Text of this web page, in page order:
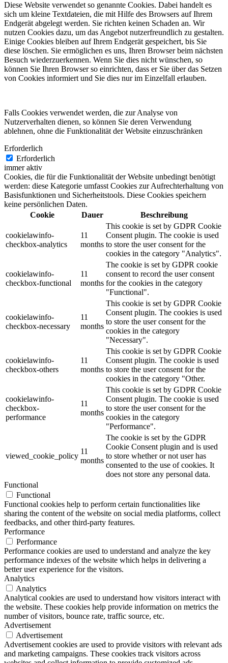
Diese Website verwendet so genannte Cookies. Dabei handelt es
sich um kleine Textdateien, die mit Hilfe des Browsers auf Ihrem
Endgerät abgelegt werden. Sie richten keinen Schaden an. Wir
nutzen Cookies dazu, um das Angebot nutzerfreundlich zu gestalten.
Einige Cookies bleiben auf Ihrem Endgerät gespeichert, bis Sie
diese löschen. Sie ermöglichen es uns, Ihren Browser beim nächsten
Besuch wiederzuerkennen. Wenn Sie dies nicht wünschen, so
können Sie Ihren Browser so einrichten, dass er Sie über das Setzen
von Cookies informiert und Sie dies nur im Einzelfall erlauben.
Falls Cookies verwendet werden, die zur Analyse von
Nutzerverhalten dienen, so können Sie deren Verwendung
ablehnen, ohne die Funktionalität der Website einzuschränken
Erforderlich
Erforderlich
immer aktiv
Cookies, die für die Funktionalität der Website unbedingt benötigt
werden: diese Kategorie umfasst Cookies zur Aufrechterhaltung von
Basisfunktionen und Sicherheitstools. Diese Cookies speichern
keine persönlichen Daten.
Cookie
Dauer Beschreibung
cookielawinfo-
checkbox-analytics
11
months
This cookie is set by GDPR Cookie
Consent plugin. The cookie is used
to store the user consent for the
cookies in the category "Analytics".
cookielawinfo-
checkbox-functional
11
months
The cookie is set by GDPR cookie
consent to record the user consent
for the cookies in the category
"Functional".
cookielawinfo-
checkbox-necessary
11
months
This cookie is set by GDPR Cookie
Consent plugin. The cookies is used
to store the user consent for the
cookies in the category
"Necessary".
cookielawinfo-
checkbox-others
11
months
This cookie is set by GDPR Cookie
Consent plugin. The cookie is used
to store the user consent for the
cookies in the category "Other.
cookielawinfo-
checkbox-
performance
11
months
This cookie is set by GDPR Cookie
Consent plugin. The cookie is used
to store the user consent for the
cookies in the category
"Performance".
viewed_cookie_policy
11
months
The cookie is set by the GDPR
Cookie Consent plugin and is used
to store whether or not user has
consented to the use of cookies. It
does not store any personal data.
Functional
Functional
Functional cookies help to perform certain functionalities like
sharing the content of the website on social media platforms, collect
feedbacks, and other third-party features.
Performance
Performance
Performance cookies are used to understand and analyze the key
performance indexes of the website which helps in delivering a
better user experience for the visitors.
Analytics
Analytics
Analytical cookies are used to understand how visitors interact with
the website. These cookies help provide information on metrics the
number of visitors, bounce rate, traffic source, etc.
Advertisement
Advertisement
Advertisement cookies are used to provide visitors with relevant ads
and marketing campaigns. These cookies track visitors across